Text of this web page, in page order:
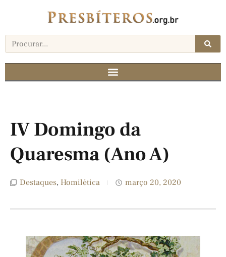
IV Domingo da
Quaresma (Ano A)
Destaques, Homilética março 20, 2020